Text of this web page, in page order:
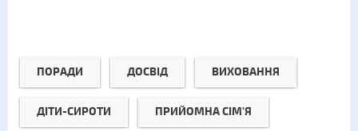
ПОРАДИ ДОСВІД ВИХОВАННЯ
ДІТИ-СИРОТИ ПРИЙОМНА СІМ'Я